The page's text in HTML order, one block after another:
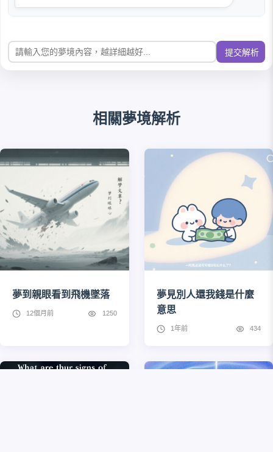
提交解析
相關夢境解析
夢到親眼看到飛機墜落
12個月前 1250
夢見別人還我錢是什麼
意思
1年前 434